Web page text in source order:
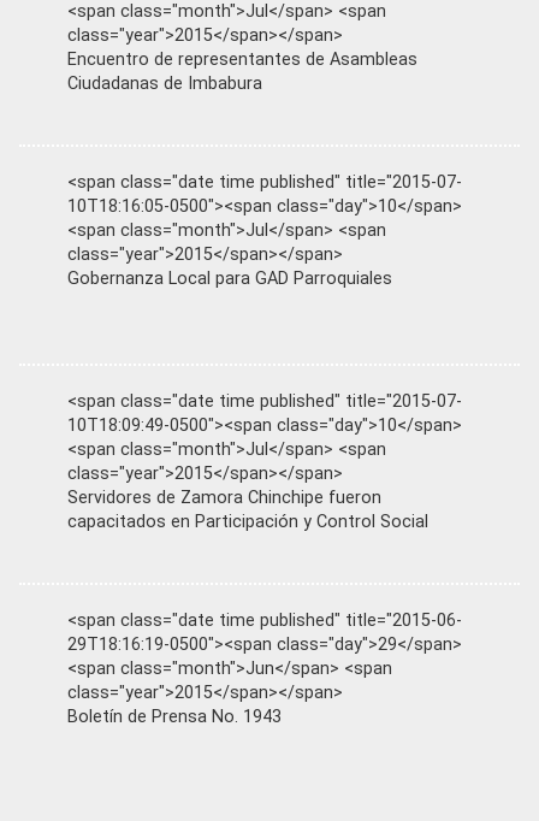
<span class="month">Jul</span> <span
class="year">2015</span></span>
Encuentro de representantes de Asambleas
Ciudadanas de Imbabura
<span class="date time published" title="2015-07-
10T18:16:05-0500"><span class="day">10</span>
<span class="month">Jul</span> <span
class="year">2015</span></span>
Gobernanza Local para GAD Parroquiales
<span class="date time published" title="2015-07-
10T18:09:49-0500"><span class="day">10</span>
<span class="month">Jul</span> <span
class="year">2015</span></span>
Servidores de Zamora Chinchipe fueron
capacitados en Participación y Control Social
<span class="date time published" title="2015-06-
29T18:16:19-0500"><span class="day">29</span>
<span class="month">Jun</span> <span
class="year">2015</span></span>
Boletín de Prensa No. 1943